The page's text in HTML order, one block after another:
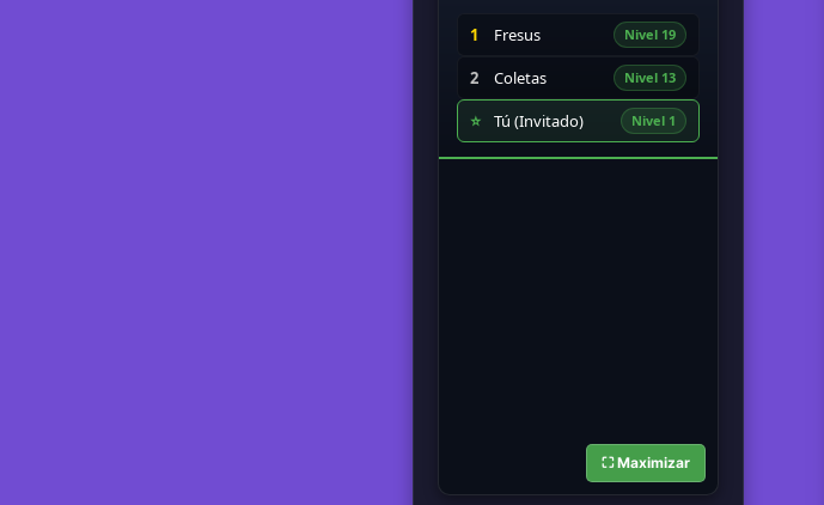
1 Fresus Nivel 19
2 Coletas Nivel 13
⭐ Tú (Invitado) Nivel 1
⛶ Maximizar